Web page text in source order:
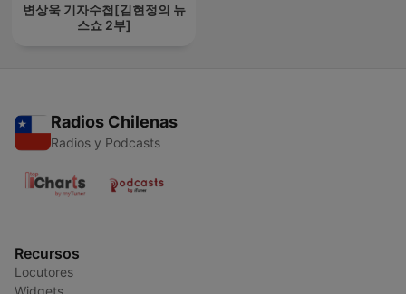
변상욱 기자수첩[김현정의 뉴
스쇼 2부]
Radios Chilenas
Radios y Podcasts
Recursos
Locutores